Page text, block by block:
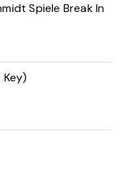
Spiele Break In